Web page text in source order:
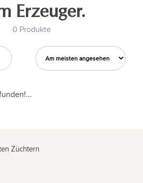
Erzeuger.
0 Produkte
Züchtern